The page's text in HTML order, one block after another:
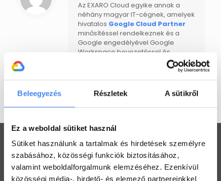
Beleegyezés Részletek A sütikről
Ez a weboldal sütiket használ
Sütiket használunk a tartalmak és hirdetések személyre
szabásához, közösségi funkciók biztosításához,
valamint weboldalforgalmunk elemzéséhez. Ezenkívül
közösségi média-, hirdető- és elemező partnereinkkel
Az EXARO Cloud egyike annak a
néhány magyar IT-cégnek, amelyek
hivatalos Google Cloud Partner
minősítéssel rendelkeznek és a
Google engedélyével Google
Workspace bevezetéssel és
support-tal foglalkoznak. Jelenleg
egyedüli magyar cégként csak mi
vagyunk jogosultak Google for
Education és Google Workspace
támogatásra.
Workspace praktikák